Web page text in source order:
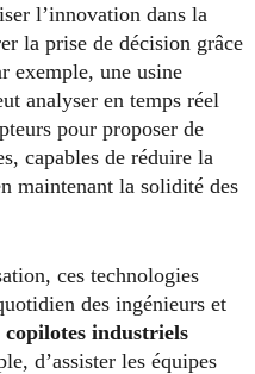
l’innovation dans la
la prise de décision grâce
exemple, une usine
analyser en temps réel
pour proposer de
capables de réduire la
maintenant la solidité des
ces technologies
des ingénieurs et
copilotes industriels
d’assister les équipes